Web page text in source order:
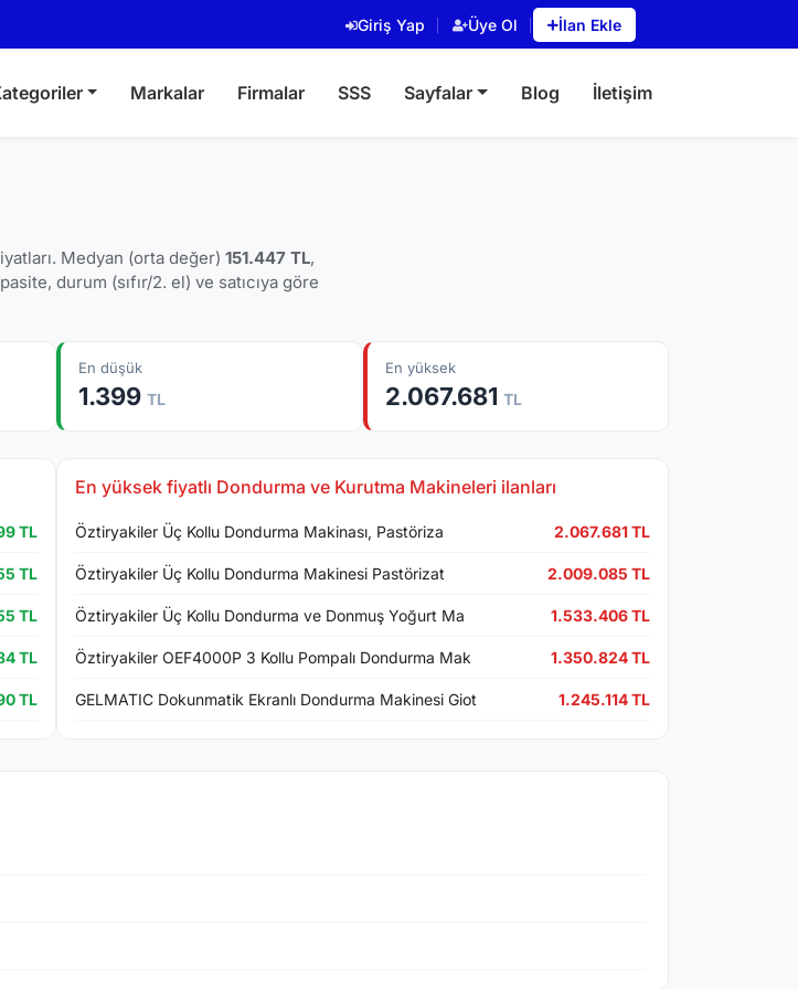
Giriş Yap Üye Ol İlan Ekle
Markalar Firmalar SSS Sayfalar Blog İletişim
Medyan (orta değer) 151.447 TL,
durum (sıfır/2. el) ve satıcıya göre
En düşük
1.399 TL
En yüksek
2.067.681 TL
TL
TL
TL
TL
TL
En yüksek fiyatlı Dondurma ve Kurutma Makineleri ilanları
Öztiryakiler Üç Kollu Dondurma Makinası, Pastöriza 2.067.681 TL
Öztiryakiler Üç Kollu Dondurma Makinesi Pastörizat 2.009.085 TL
Öztiryakiler Üç Kollu Dondurma ve Donmuş Yoğurt Ma 1.533.406 TL
Öztiryakiler OEF4000P 3 Kollu Pompalı Dondurma Mak 1.350.824 TL
GELMATIC Dokunmatik Ekranlı Dondurma Makinesi Giot 1.245.114 TL